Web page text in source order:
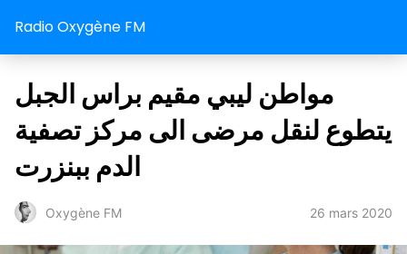
Radio Oxygène FM
مواطن ليبي مقيم براس الجبل
يتطوع لنقل مرضى الى مركز تصفية
الدم ببنزرت
Oxygène FM 26 mars 2020